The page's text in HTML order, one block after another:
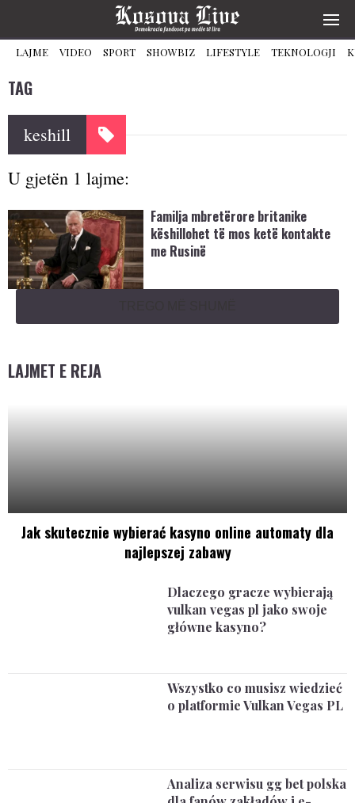
LAJME VIDEO SPORT SHOWBIZ LIFESTYLE TEKNOLOGJI
TAG
keshill
U gjetën 1 lajme:
Familja mbretërore britanike
këshillohet të mos ketë kontakte
me Rusinë
LAJMET E REJA
Jak skutecznie wybierać kasyno online automaty dla
najlepszej zabawy
Dlaczego gracze wybierają
vulkan vegas pl jako swoje
główne kasyno?
Wszystko co musisz wiedzieć
o platformie Vulkan Vegas PL
Analiza serwisu gg bet polska